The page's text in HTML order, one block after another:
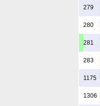
279
280
281
283
1175
1306